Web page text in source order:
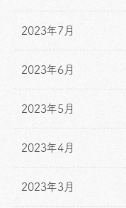
2023年7月
2023年6月
2023年5月
2023年4月
2023年3月